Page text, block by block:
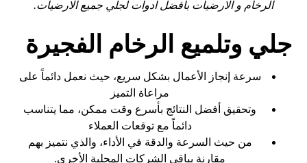
الرخام و الارضيات بافضل ادوات لجلي جميع الارضيات.
جلي وتلميع الرخام الفجيرة
سرعة إنجاز الأعمال بشكل سريع، حيث نعمل دائماً على
مراعاة التميز
وتحقيق أفضل النتائج بأسرع وقت ممكن، مما يتناسب
دائماً مع توقعات العملاء
من حيث السرعة والدقة في الأداء، والذي نتميز بهم
مقارنة بباقي الشركات المحلية الأخرى.